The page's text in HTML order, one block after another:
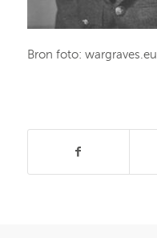
Bron foto: wargraves.eu